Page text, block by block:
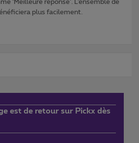
‘Meilleure réponse’. L’ensemble de
plus facilement.
est de retour sur Pickx dès